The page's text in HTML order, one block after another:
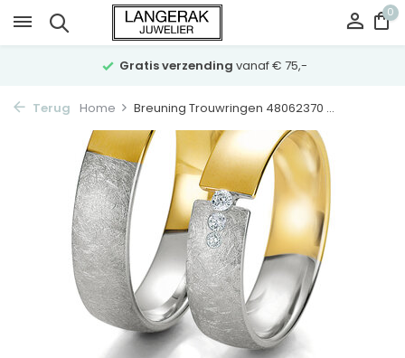
0
Gratis verzending vanaf € 75,-
Terug Home Breuning Trouwringen 48062370 ...